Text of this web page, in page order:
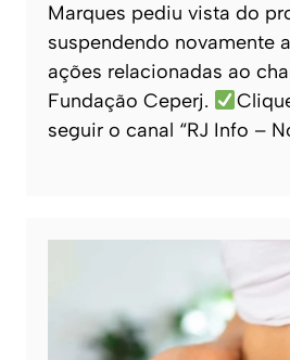
Marques pediu vista do
suspendendo novamente
ações relacionadas ao
Fundação Ceperj.
seguir o canal “RJ Info –